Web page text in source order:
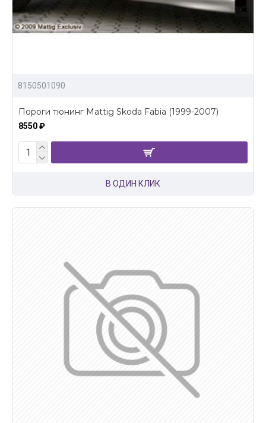
8150501090
Пороги тюнинг Mattig Skoda Fabia (1999-2007)
8550 ₽
В ОДИН КЛИК